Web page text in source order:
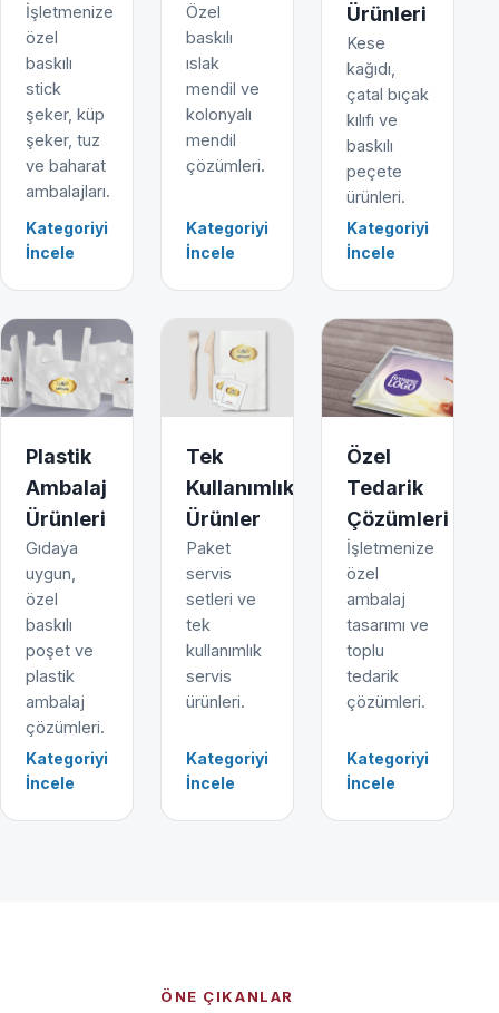
İşletmenize
özel
baskılı
stick
şeker, küp
şeker, tuz
ve baharat
ambalajları.
Kategoriyi
İncele
Özel
baskılı
ıslak
mendil ve
kolonyalı
mendil
çözümleri.
Kategoriyi
İncele
Ürünleri
Kese
kağıdı,
çatal bıçak
kılıfı ve
baskılı
peçete
ürünleri.
Kategoriyi
İncele
Plastik
Ambalaj
Ürünleri
Gıdaya
uygun,
özel
baskılı
poşet ve
plastik
ambalaj
çözümleri.
Kategoriyi
İncele
Tek
Kullanımlık
Ürünler
Paket
servis
setleri ve
tek
kullanımlık
servis
ürünleri.
Kategoriyi
İncele
Özel
Tedarik
Çözümleri
İşletmenize
özel
ambalaj
tasarımı ve
toplu
tedarik
çözümleri.
Kategoriyi
İncele
ÖNE ÇIKANLAR